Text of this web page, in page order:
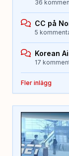
36
CC på
5
Korean
17
Fler inlägg